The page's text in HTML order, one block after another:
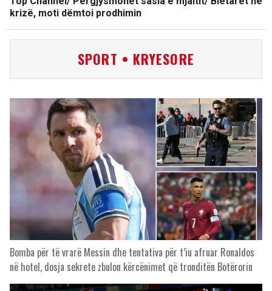
krizë, moti dëmtoi prodhimin
SPORT • KRYESORE
Bomba për të vrarë Messin dhe tentativa për t’iu afruar Ronaldos
në hotel, dosja sekrete zbulon kërcënimet që tronditën Botërorin